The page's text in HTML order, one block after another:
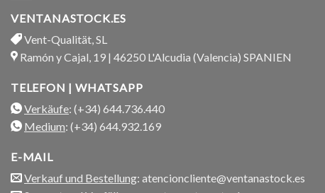
VENTANASTOCK.ES
Vent-Qualität, SL
Ramón y Cajal, 19 | 46250 L'Alcudia (Valencia) SPANIEN
TELEFON | WHATSAPP
Verkäufe: (+34) 644.736.440
Medium: (+34) 644.932.169
E-MAIL
Verkauf und Bestellung: atencioncliente@ventanastock.es